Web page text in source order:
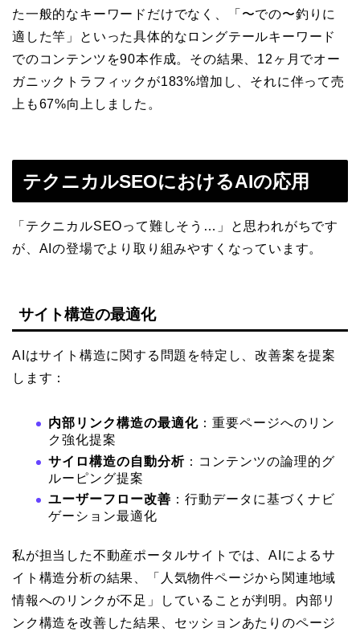
た一般的なキーワードだけでなく、「〜での〜釣りに
適した竿」といった具体的なロングテールキーワード
でのコンテンツを90本作成。その結果、12ヶ月でオー
ガニックトラフィックが183%増加し、それに伴って売
上も67%向上しました。
テクニカルSEOにおけるAIの応用
「テクニカルSEOって難しそう…」と思われがちです
が、AIの登場でより取り組みやすくなっています。
サイト構造の最適化
AIはサイト構造に関する問題を特定し、改善案を提案
します：
内部リンク構造の最適化 ：重要ページへのリン
ク強化提案
サイロ構造の自動分析 ：コンテンツの論理的グ
ルーピング提案
ユーザーフロー改善 ：行動データに基づくナビ
ゲーション最適化
私が担当した不動産ポータルサイトでは、AIによるサ
イト構造分析の結果、「人気物件ページから関連地域
情報へのリンクが不足」していることが判明。内部リ
ンク構造を改善した結果、セッションあたりのページ